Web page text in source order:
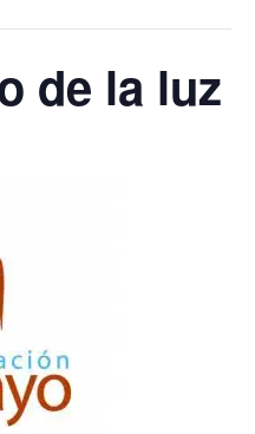
de la luz